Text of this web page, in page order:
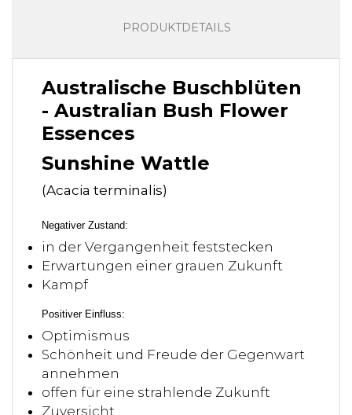
PRODUKTDETAILS
Australische Buschblüten
- Australian Bush Flower
Essences
Sunshine Wattle
(Acacia terminalis)
Negativer Zustand:
in der Vergangenheit feststecken
Erwartungen einer grauen Zukunft
Kampf
Positiver Einfluss:
Optimismus
Schönheit und Freude der Gegenwart
annehmen
offen für eine strahlende Zukunft
Zuversicht